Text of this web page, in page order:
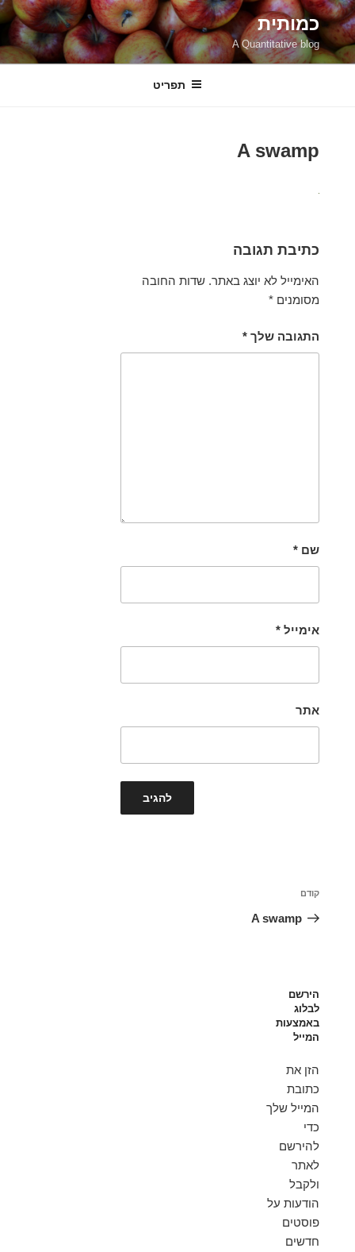
דילוג
לתוכן
כמותית
A Quantitative blog
תפריט
A swamp
כתיבת תגובה
האימייל לא יוצג באתר. שדות החובה
מסומנים *
התגובה שלך *
שם *
אימייל *
אתר
הפוסט
הקודם
קודם
A swamp
הירשם
לבלוג
באמצעות
המייל
הזן את
כתובת
המייל שלך
כדי
להירשם
לאתר
ולקבל
הודעות על
פוסטים
חדשים